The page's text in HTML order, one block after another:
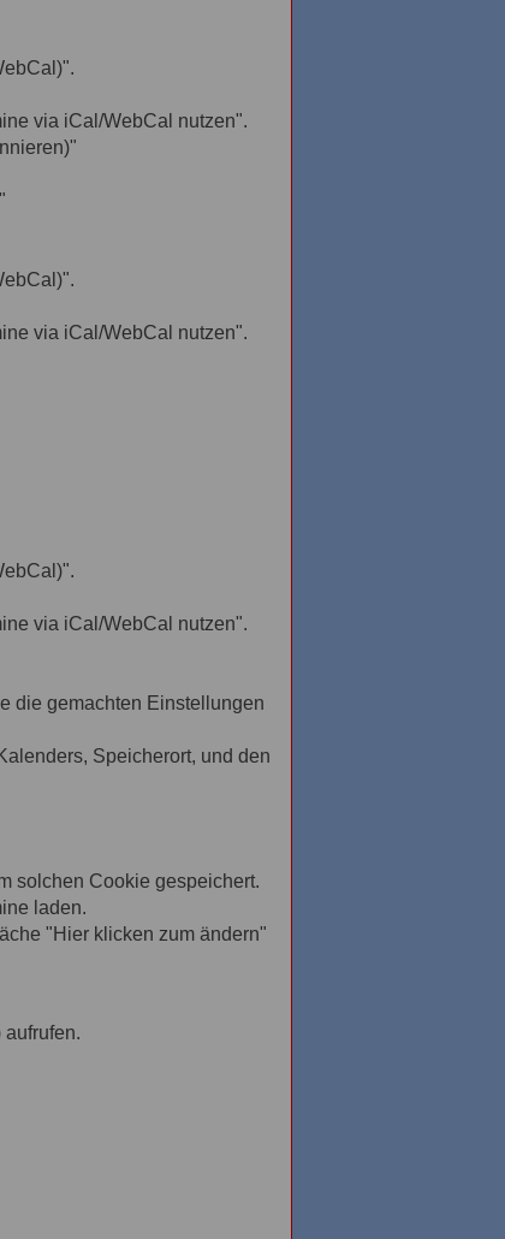
via iCal/WebCal nutzen".
via iCal/WebCal nutzen".
via iCal/WebCal nutzen".
die gemachten Einstellungen
Speicherort, und den
solchen Cookie gespeichert.
laden.
"Hier klicken zum ändern"